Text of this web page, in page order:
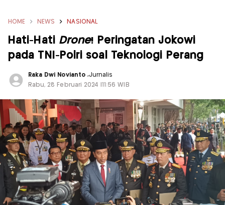
HOME NEWS NASIONAL
Hati-Hati Drone! Peringatan Jokowi
pada TNI-Polri soal Teknologi Perang
Raka Dwi Novianto ,Jurnalis
Rabu, 28 Februari 2024 |11:56 WIB